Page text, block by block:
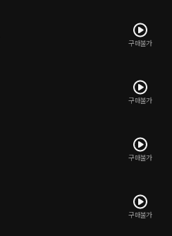
구매불가
구매불가
구매불가
구매불가